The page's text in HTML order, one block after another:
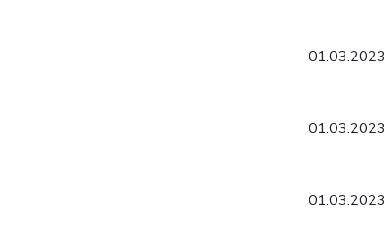
01.03.2023
01.03.2023
01.03.2023